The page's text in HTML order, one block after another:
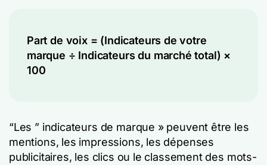
Part de voix = (Indicateurs de votre
marque ÷ Indicateurs du marché total) ×
100
“Les ” indicateurs de marque » peuvent être les
mentions, les impressions, les dépenses
publicitaires, les clics ou le classement des mots-